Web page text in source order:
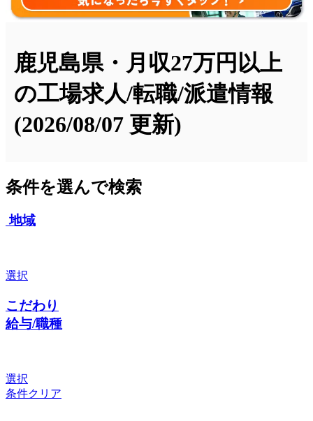
鹿児島県・月収27万円以上
の工場求人/転職/派遣情報
(2026/08/07 更新)
条件を選んで検索
地域
選択
こだわり
給与/職種
選択
条件クリア